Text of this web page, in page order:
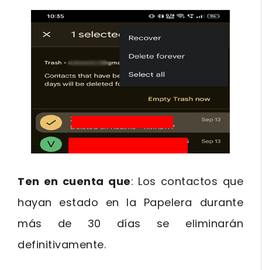
Ten en cuenta que: Los contactos que
hayan estado en la Papelera durante
más de 30 días se eliminarán
definitivamente.